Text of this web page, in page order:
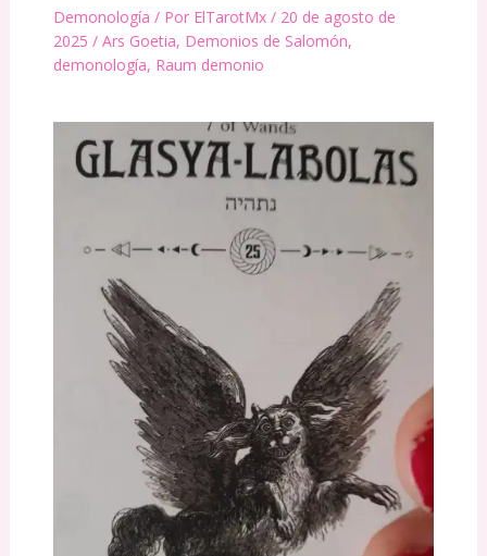
Demonología / Por ElTarotMx / 20 de agosto de
2025 / Ars Goetia, Demonios de Salomón,
demonología, Raum demonio